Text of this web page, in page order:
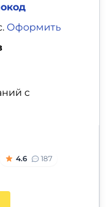
Оформить
с
4.6 187